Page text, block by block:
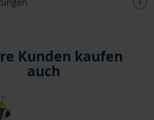
Kunden kaufen
auch